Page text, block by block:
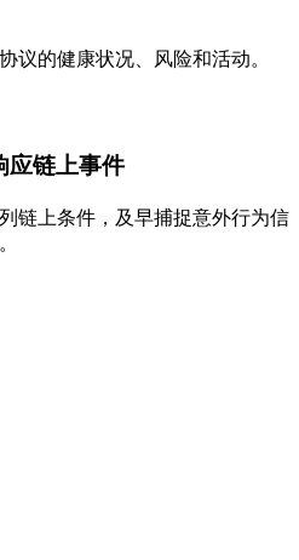
议的健康状况、风险和活动。
应链上事件
链上条件，及早捕捉意外行为信